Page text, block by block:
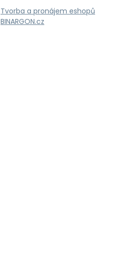
Tvorba a pronájem eshopů
BINARGON.cz